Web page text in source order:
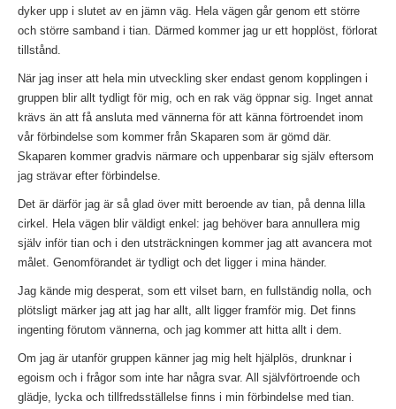
dyker upp i slutet av en jämn väg. Hela vägen går genom ett större
och större samband i tian. Därmed kommer jag ur ett hopplöst, förlorat
tillstånd.
När jag inser att hela min utveckling sker endast genom kopplingen i
gruppen blir allt tydligt för mig, och en rak väg öppnar sig. Inget annat
krävs än att få ansluta med vännerna för att känna förtroendet inom
vår förbindelse som kommer från Skaparen som är gömd där.
Skaparen kommer gradvis närmare och uppenbarar sig själv eftersom
jag strävar efter förbindelse.
Det är därför jag är så glad över mitt beroende av tian, på denna lilla
cirkel. Hela vägen blir väldigt enkel: jag behöver bara annullera mig
själv inför tian och i den utsträckningen kommer jag att avancera mot
målet. Genomförandet är tydligt och det ligger i mina händer.
Jag kände mig desperat, som ett vilset barn, en fullständig nolla, och
plötsligt märker jag att jag har allt, allt ligger framför mig. Det finns
ingenting förutom vännerna, och jag kommer att hitta allt i dem.
Om jag är utanför gruppen känner jag mig helt hjälplös, drunknar i
egoism och i frågor som inte har några svar. All självförtroende och
glädje, lycka och tillfredsställelse finns i min förbindelse med tian.